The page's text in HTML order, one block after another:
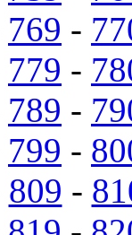
769 -
779 -
789 -
799 -
809 -